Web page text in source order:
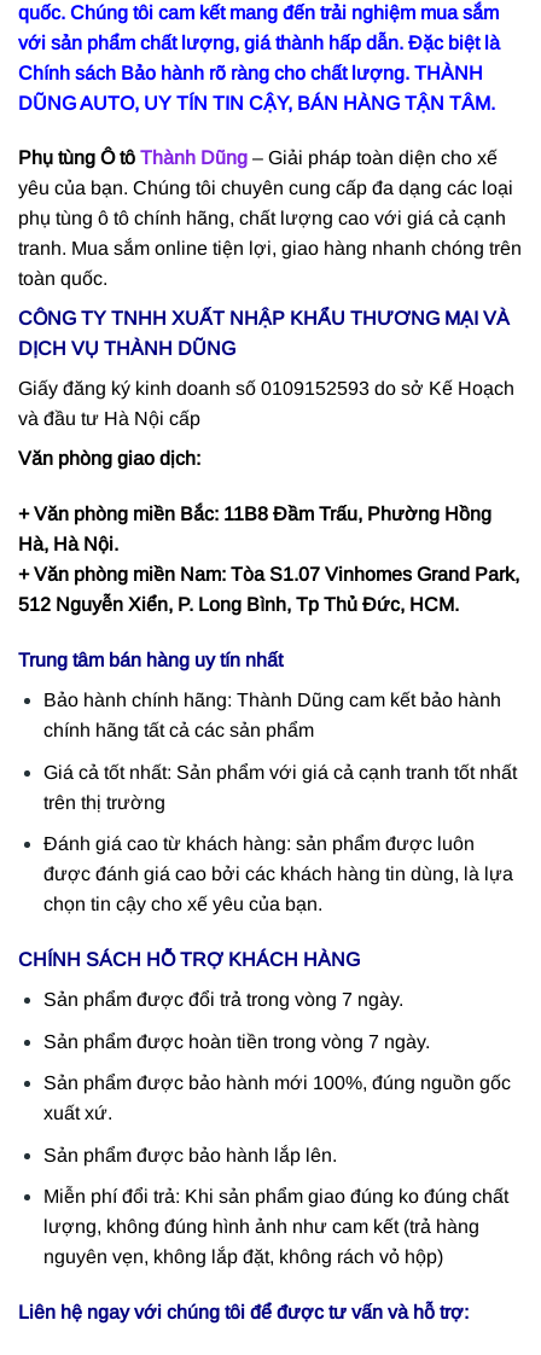
quốc. Chúng tôi cam kết mang đến trải nghiệm mua sắm
với sản phẩm chất lượng, giá thành hấp dẫn. Đặc biệt là
Chính sách Bảo hành rõ ràng cho chất lượng. THÀNH
DŨNG AUTO, UY TÍN TIN CẬY, BÁN HÀNG TẬN TÂM.
Phụ tùng Ô tô Thành Dũng – Giải pháp toàn diện cho xế
yêu của bạn. Chúng tôi chuyên cung cấp đa dạng các loại
phụ tùng ô tô chính hãng, chất lượng cao với giá cả cạnh
tranh. Mua sắm online tiện lợi, giao hàng nhanh chóng trên
toàn quốc.
CÔNG TY TNHH XUẤT NHẬP KHẨU THƯƠNG MẠI VÀ
DỊCH VỤ THÀNH DŨNG
Giấy đăng ký kinh doanh số 0109152593 do sở Kế Hoạch
và đầu tư Hà Nội cấp
Văn phòng giao dịch:
+ Văn phòng miền Bắc: 11B8 Đầm Trấu, Phường Hồng
Hà, Hà Nội.
+ Văn phòng miền Nam: Tòa S1.07 Vinhomes Grand Park,
512 Nguyễn Xiển, P. Long Bình, Tp Thủ Đức, HCM.
Trung tâm bán hàng uy tín nhất
Bảo hành chính hãng: Thành Dũng cam kết bảo hành
chính hãng tất cả các sản phẩm
Giá cả tốt nhất: Sản phẩm với giá cả cạnh tranh tốt nhất
trên thị trường
Đánh giá cao từ khách hàng: sản phẩm được luôn
được đánh giá cao bởi các khách hàng tin dùng, là lựa
chọn tin cậy cho xế yêu của bạn.
CHÍNH SÁCH HỖ TRỢ KHÁCH HÀNG
Sản phẩm được đổi trả trong vòng 7 ngày.
Sản phẩm được hoàn tiền trong vòng 7 ngày.
Sản phẩm được bảo hành mới 100%, đúng nguồn gốc
xuất xứ.
Sản phẩm được bảo hành lắp lên.
Miễn phí đổi trả: Khi sản phẩm giao đúng ko đúng chất
lượng, không đúng hình ảnh như cam kết (trả hàng
nguyên vẹn, không lắp đặt, không rách vỏ hộp)
Liên hệ ngay với chúng tôi để được tư vấn và hỗ trợ: